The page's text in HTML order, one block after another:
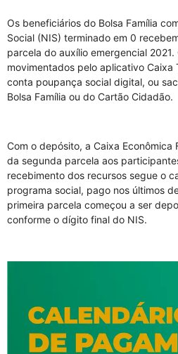
Os beneficiários do Bolsa Família
Social (NIS) terminado em 0
parcela do auxílio emergencial
movimentados pelo aplicativo Caixa
conta poupança social digital, ou
Bolsa Família ou do Cartão Cidadão.
Com o depósito, a Caixa
da segunda parcela aos
recebimento dos recursos segue o
programa social, pago nos últimos
primeira parcela começou a ser
conforme o dígito final do NIS.